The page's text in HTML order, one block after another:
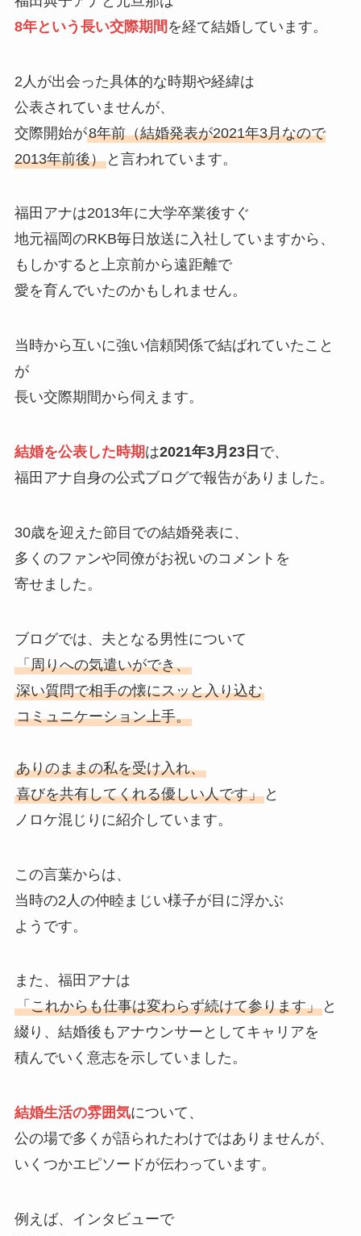
8年という長い交際期間 を経て結婚しています。
2人が出会った具体的な時期や経緯は
公表されていませんが、
交際開始が8年前（結婚発表が2021年3月なので
2013年前後）と言われています。
福田アナは2013年に大学卒業後すぐ
地元福岡のRKB毎日放送に入社していますから、
もしかすると上京前から遠距離で
愛を育んでいたのかもしれません。
当時から互いに強い信頼関係で結ばれていたこと
が
長い交際期間から伺えます。
結婚を公表した時期は2021年3月23日 で、
福田アナ自身の公式ブログで報告がありました。
30歳を迎えた節目での結婚発表に、
多くのファンや同僚がお祝いのコメントを
寄せました。
ブログでは、夫となる男性について
「周りへの気遣いができ、
深い質問で相手の懐にスッと入り込む
コミュニケーション上手。
ありのままの私を受け入れ、
喜びを共有してくれる優しい人です」と
ノロケ混じりに紹介しています。
この言葉からは、
当時の2人の仲睦まじい様子が目に浮かぶ
ようです。
また、福田アナは
「これからも仕事は変わらず続けて参ります」と
綴り、結婚後もアナウンサーとしてキャリアを
積んでいく意志を示していました。
結婚生活の雰囲気について、
公の場で多くが語られたわけではありませんが、
いくつかエピソードが伝わっています。
例えば、インタビューで